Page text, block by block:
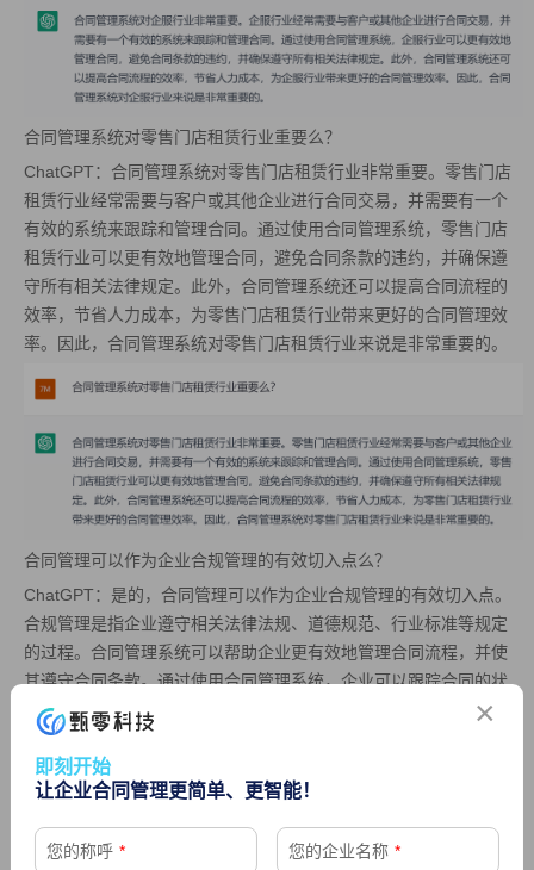
合同管理系统对零售门店租赁行业重要么？
ChatGPT：合同管理系统对零售门店租赁行业非常重要。零售门店
租赁行业经常需要与客户或其他企业进行合同交易，并需要有一个
有效的系统来跟踪和管理合同。通过使用合同管理系统，零售门店
租赁行业可以更有效地管理合同，避免合同条款的违约，并确保遵
守所有相关法律规定。此外，合同管理系统还可以提高合同流程的
效率，节省人力成本，为零售门店租赁行业带来更好的合同管理效
率。因此，合同管理系统对零售门店租赁行业来说是非常重要的。
合同管理可以作为企业合规管理的有效切入点么？
ChatGPT：是的，合同管理可以作为企业合规管理的有效切入点。
合规管理是指企业遵守相关法律法规、道德规范、行业标准等规定
的过程。合同管理系统可以帮助企业更有效地管理合同流程，并使
其遵守合同条款。通过使用合同管理系统，企业可以跟踪合同的状
态，记录合同的条款，并自动生成合同文件。这样，企业就可以更
容易地确保遵守合同条款，避免合同违
约。合同管理系统还可以提高合同流程的效率，节省人力成本。因
此，合同管理可以作为企业合规管理的有效切入点。
即刻开始
让企业合同管理更简单、更智能！
您的称呼 * 您的企业名称 *
×